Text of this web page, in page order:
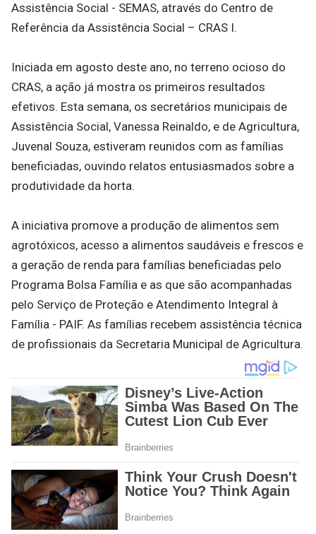
Assistência Social - SEMAS, através do Centro de
Referência da Assistência Social – CRAS I.
Iniciada em agosto deste ano, no terreno ocioso do
CRAS, a ação já mostra os primeiros resultados
efetivos. Esta semana, os secretários municipais de
Assistência Social, Vanessa Reinaldo, e de Agricultura,
Juvenal Souza, estiveram reunidos com as famílias
beneficiadas, ouvindo relatos entusiasmados sobre a
produtividade da horta.
A iniciativa promove a produção de alimentos sem
agrotóxicos, acesso a alimentos saudáveis e frescos e
a geração de renda para famílias beneficiadas pelo
Programa Bolsa Família e as que são acompanhadas
pelo Serviço de Proteção e Atendimento Integral à
Família - PAIF. As famílias recebem assistência técnica
de profissionais da Secretaria Municipal de Agricultura.